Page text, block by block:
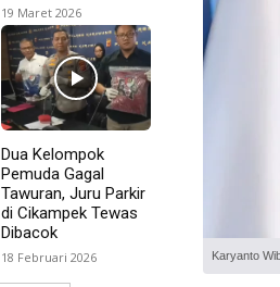
19 Maret 2026
Dua Kelompok
Pemuda Gagal
Tawuran, Juru Parkir
di Cikampek Tewas
Dibacok
18 Februari 2026 Karyanto